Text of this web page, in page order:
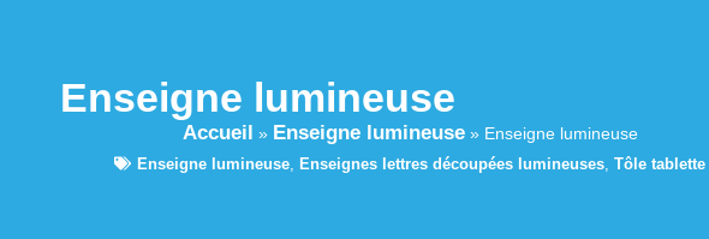
Enseigne lumineuse
Accueil » Enseigne lumineuse» Enseigne lumineuse
Enseigne lumineuse Enseignes lettres découpées lumineuses Tôle tablette